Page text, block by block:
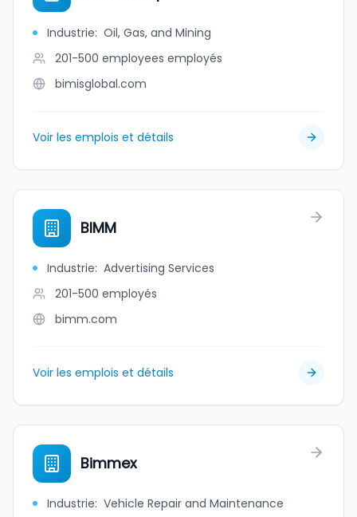
Industrie: Oil, Gas, and Mining
201-500 employees employés
bimisglobal.com
Voir les emplois et détails
BIMM
Industrie: Advertising Services
201-500 employés
bimm.com
Voir les emplois et détails
Bimmex
Industrie: Vehicle Repair and Maintenance